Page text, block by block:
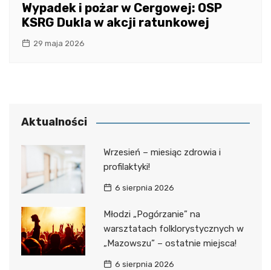
Wypadek i pożar w Cergowej: OSP
KSRG Dukla w akcji ratunkowej
29 maja 2026
Aktualności
Wrzesień – miesiąc zdrowia i
profilaktyki!
6 sierpnia 2026
Młodzi „Pogórzanie” na
warsztatach folklorystycznych w
„Mazowszu” – ostatnie miejsca!
6 sierpnia 2026